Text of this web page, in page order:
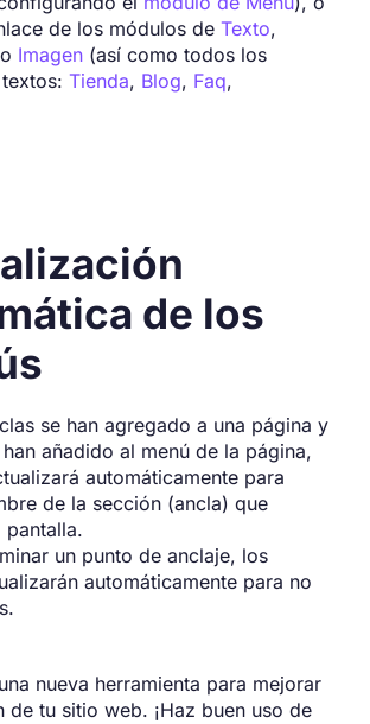
de los módulos de Texto,
o Imagen (así como todos los
Tienda, Blog, Faq,
de los
se han agregado a una página y
añadido al menú de la página,
automáticamente para
de la sección (ancla) que
pantalla.
un punto de anclaje, los
automáticamente para no
nueva herramienta para mejorar
de tu sitio web. ¡Haz buen uso de